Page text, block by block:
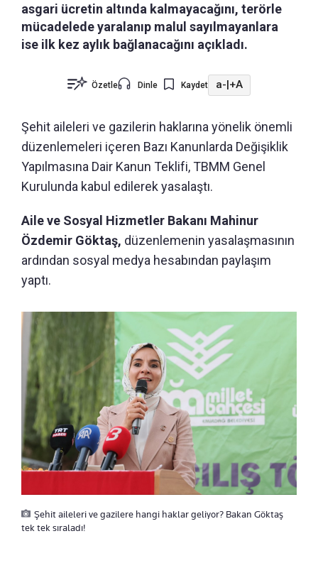
asgari ücretin altında kalmayacağını, terörle
mücadelede yaralanıp malul sayılmayanlara
ise ilk kez aylık bağlanacağını açıkladı.
Özetle Dinle Kaydet a-|+A
Şehit aileleri ve gazilerin haklarına yönelik önemli
düzenlemeleri içeren Bazı Kanunlarda Değişiklik
Yapılmasına Dair Kanun Teklifi, TBMM Genel
Kurulunda kabul edilerek yasalaştı.
Aile ve Sosyal Hizmetler Bakanı Mahinur
Özdemir Göktaş, düzenlemenin yasalaşmasının
ardından sosyal medya hesabından paylaşım
yaptı.
Şehit aileleri ve gazilere hangi haklar geliyor? Bakan Göktaş
tek tek sıraladı!